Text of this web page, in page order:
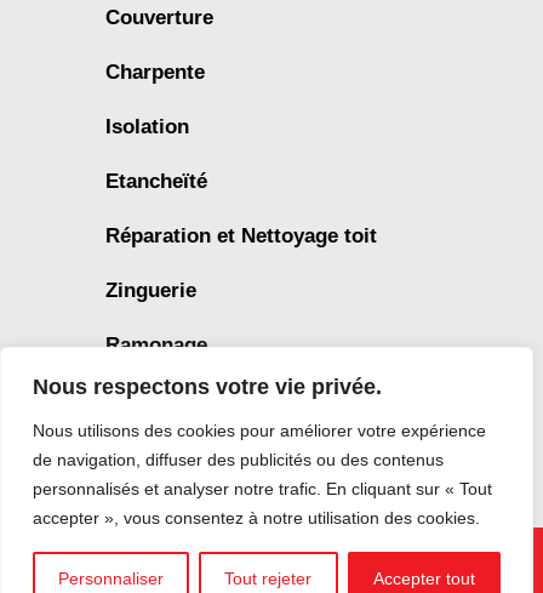
Nous respectons votre vie privée.
Nous utilisons des cookies pour améliorer votre expérience
de navigation, diffuser des publicités ou des contenus
personnalisés et analyser notre trafic. En cliquant sur « Tout
accepter », vous consentez à notre utilisation des cookies.
Personnaliser Tout rejeter Accepter tout
Couverture
Charpente
Isolation
Etancheïté
Réparation et Nettoyage toit
Zinguerie
Ramonage
Politique de confidentialité
LC Toiture © 2026